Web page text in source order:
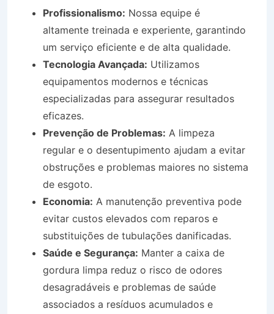
Profissionalismo: Nossa equipe é
altamente treinada e experiente, garantindo
um serviço eficiente e de alta qualidade.
Tecnologia Avançada: Utilizamos
equipamentos modernos e técnicas
especializadas para assegurar resultados
eficazes.
Prevenção de Problemas: A limpeza
regular e o desentupimento ajudam a evitar
obstruções e problemas maiores no sistema
de esgoto.
Economia: A manutenção preventiva pode
evitar custos elevados com reparos e
substituições de tubulações danificadas.
Saúde e Segurança: Manter a caixa de
gordura limpa reduz o risco de odores
desagradáveis e problemas de saúde
associados a resíduos acumulados e